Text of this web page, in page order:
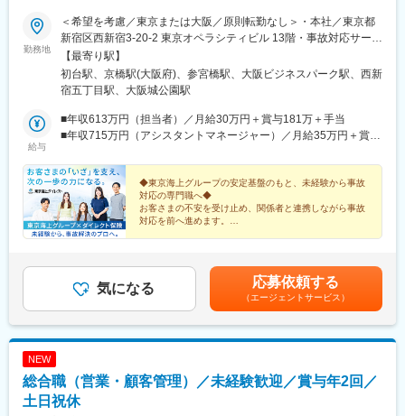
勤務地
＜希望を考慮／東京または大阪／原則転勤なし＞・本社／東京都
新宿区西新宿3-20-2 東京オペラシティビル 13階・事故対応サービ
ス第2部／大阪府大阪市中央区城見2-2-53※在宅勤務応相談※受動
喫煙対策あり：屋内全面禁煙
【最寄り駅】
初台駅、京橋駅(大阪府)、参宮橋駅、大阪ビジネスパーク駅、西新
宿五丁目駅、大阪城公園駅
給与
■年収613万円（担当者）／月給30万円＋賞与181万＋手当
■年収715万円（アシスタントマネージャー）／月給35万円＋賞与
◆東京海上グループの安定基盤のもと、未経験から事故
対応の専門職へ◆
お客さまの不安を受け止め、関係者と連携しながら事故
対応を前へ進めます。
◎研修・チーム支援充実
◎磨ける専門性
気になる 応募依頼する
（エージェントサービス）
NEW
総合職（営業・顧客管理）／未経験歓迎／賞与年2回／
土日祝休